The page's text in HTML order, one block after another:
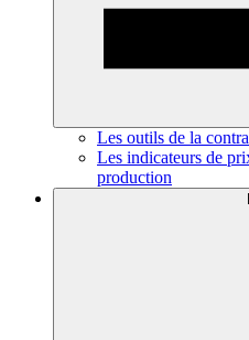
Les outils de la
Les indicateurs de
production